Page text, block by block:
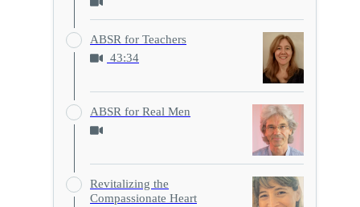
ABSR for Teachers
43:34
ABSR for Real Men
Revitalizing the
Compassionate Heart